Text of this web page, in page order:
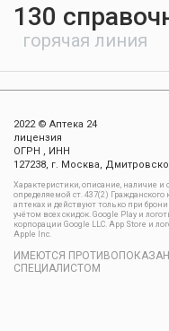
130
горячая линия
2022 © Аптека 24
лицензия
ОГРН , ИНН
127238, г. Москва,
Xарактеристики, описание, наличие
определяемой ст. 437(2)
аптеках и действуют только при
учётом всех скидок. Google Play и
корпорации Google LLC. App Store и
Apple Inc.
ИМЕЮТСЯ
СПЕЦИАЛИСТОМ